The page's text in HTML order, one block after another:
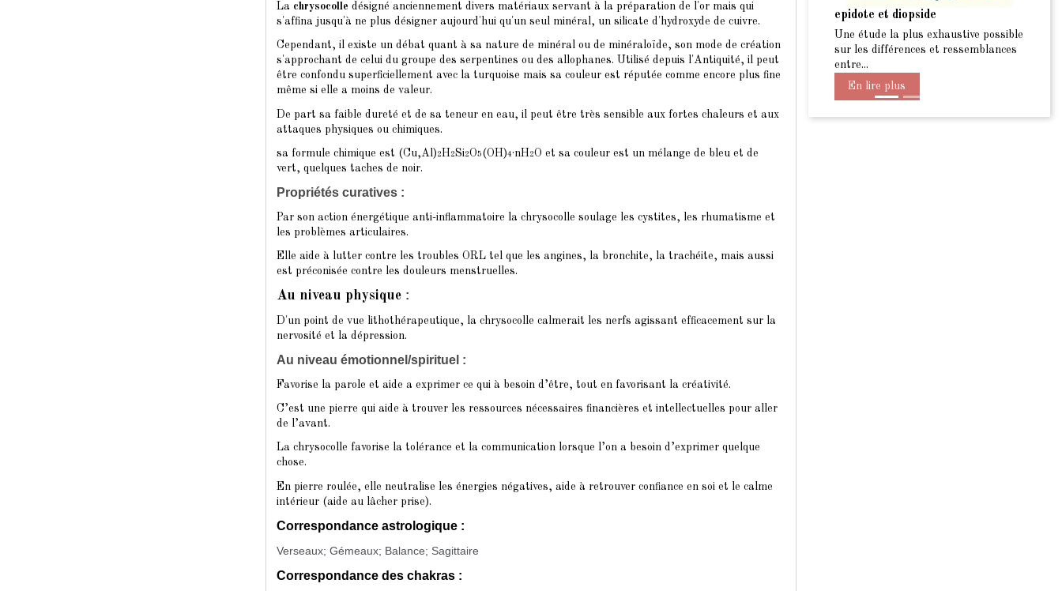
La chrysocolledésigné anciennement divers matériaux servant à la préparation de l'or mais qui
s'affina jusqu'à ne plus désigner aujourd'hui qu'un seul minéral, un silicate d'hydroxyde de cuivre.
Cependant, il existe un débat quant à sa nature de minéral ou de minéraloïde, son mode de création
s'approchant de celui du groupe des serpentines ou des allophanes. Utilisé depuis l'Antiquité, il peut
être confondu superficiellement avec la turquoise mais sa couleur est réputée comme encore plus fine
même si elle a moins de valeur.
De part sa faible dureté et de sa teneur en eau, il peut être très sensible aux fortes chaleurs et aux
attaques physiques ou chimiques.
sa formule chimique est (Cu,Al) 2 H 2Si 2O5 (OH)4 ·nH 2O et sa couleur est un mélange de bleu et de
vert, quelques taches de noir.
Propriétés curatives :
Par son action énergétique anti-inflammatoire la chrysocolle soulage les cystites, les rhumatisme et
les problèmes articulaires.
Elle aide à lutter contre les troubles ORL tel que les angines, la bronchite, la trachéite, mais aussi
est préconisée contre les douleurs menstruelles.
Au niveau physique :
D'un point de vue lithothérapeutique, la chrysocolle calmerait les nerfs agissant efficacement sur la
nervosité et la dépression.
Au niveau émotionnel/spirituel :
Favorise la parole et aide a exprimer ce qui à besoin d’être, tout en favorisant la créativité.
C’est une pierre qui aide à trouver les ressources nécessaires financières et intellectuelles pour aller
de l’avant.
La chrysocolle favorise la tolérance et la communication lorsque l’on a besoin d’exprimer quelque
chose.
En pierre roulée, elle neutralise les énergies négatives, aide à retrouver confiance en soi et le calme
intérieur (aide au lâcher prise).
Correspondance astrologique :
Verseaux; Gémeaux; Balance; Sagittaire
Correspondance des chakras :
focus sur les Pierres marron en
lithothérapie
Un rapprochement des chakra set de
la lithothérapie : Les pierres marrons
En lire plus